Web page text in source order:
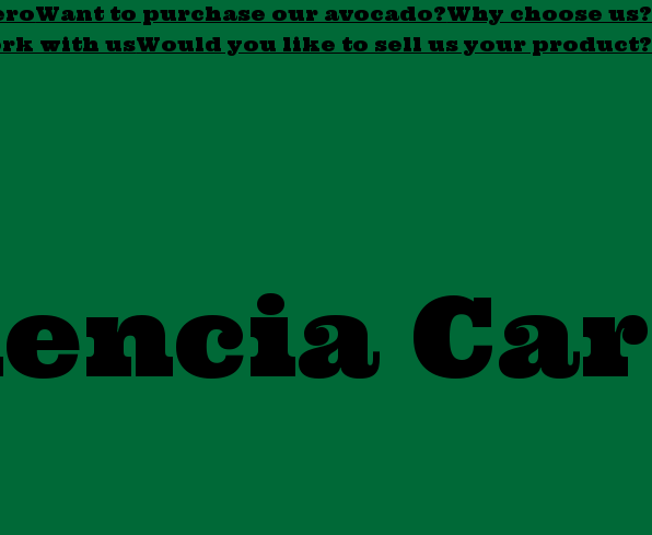
Want to purchase our avocado?Why choose us?
with usWould you like to sell us your product?
Car